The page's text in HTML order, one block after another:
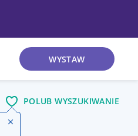
WYSTAW
POLUB WYSZUKIWANIE
Zamknij wskazówkę